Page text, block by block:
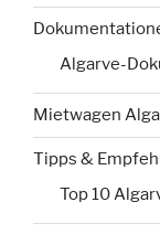
Algarve-
Mietwagen
Tipps &
Top 10